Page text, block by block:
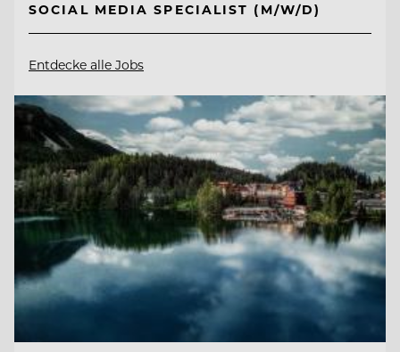
SOCIAL MEDIA SPECIALIST (M/W/D)
Entdecke alle Jobs